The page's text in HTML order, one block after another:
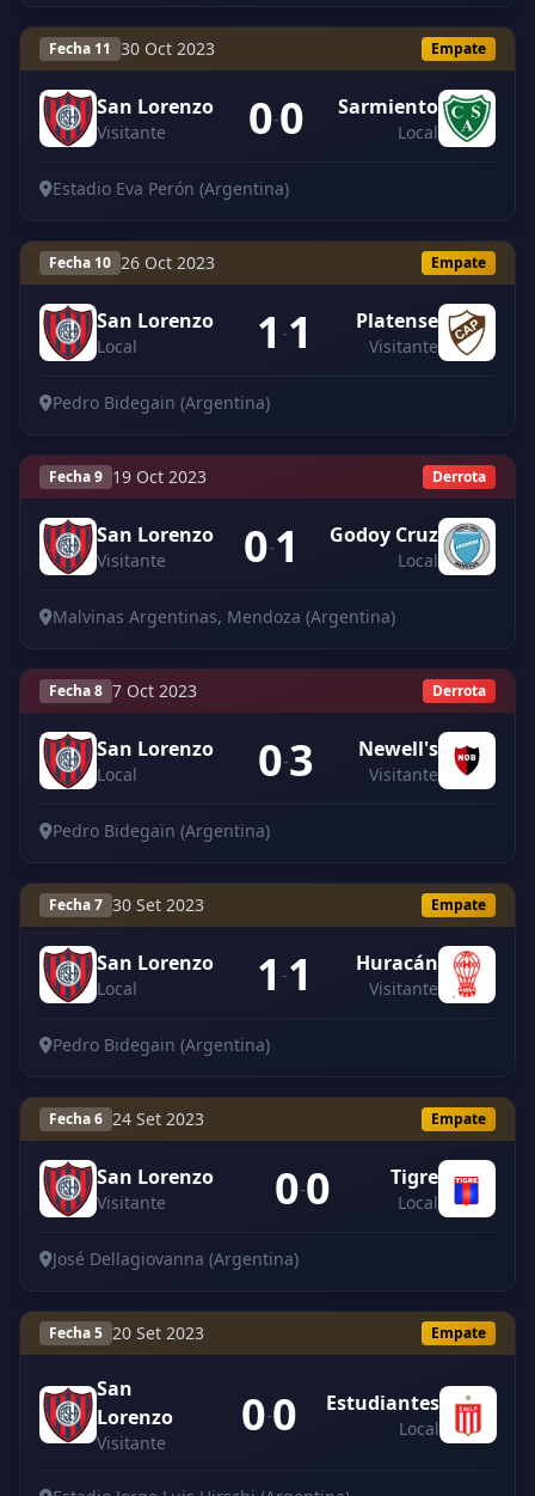
Fecha 11 30 Oct 2023 Empate
San Lorenzo
Visitante 0-0 Sarmiento
Local
Estadio Eva Perón (Argentina)
Fecha 10 26 Oct 2023 Empate
San Lorenzo
Local 1 -1 Platense
Visitante
Pedro Bidegain (Argentina)
Fecha 9 19 Oct 2023 Derrota
San Lorenzo
Visitante 0-1 Godoy Cruz
Local
Malvinas Argentinas, Mendoza (Argentina)
Fecha 8 7 Oct 2023 Derrota
San Lorenzo
Local 0-3 Newell's
Visitante
Pedro Bidegain (Argentina)
Fecha 7 30 Set 2023 Empate
San Lorenzo
Local 1 -1 Huracán
Visitante
Pedro Bidegain (Argentina)
Fecha 6 24 Set 2023 Empate
San Lorenzo
Visitante 0-0 Tigre
Local
José Dellagiovanna (Argentina)
Fecha 5 20 Set 2023 Empate
San
Lorenzo
Visitante 0-0 Estudiantes
Local